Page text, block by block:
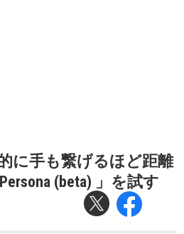
に手も繋げるほど距離
(beta) 」を試す